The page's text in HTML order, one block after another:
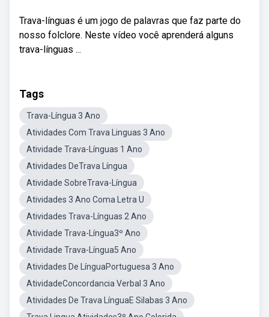
Trava-línguas é um jogo de palavras que faz parte do
nosso folclore. Neste vídeo você aprenderá alguns
trava-línguas ...
Tags
Trava-Língua 3 Ano
Atividades Com Trava Linguas 3 Ano
Atividade Trava-Línguas 1 Ano
Atividades DeTrava Língua
Atividade SobreTrava-Língua
Atividades 3 Ano Coma Letra U
Atividades Trava-Línguas 2 Ano
Atividade Trava-Língua3º Ano
Atividade Trava-Língua5 Ano
Atividades De LínguaPortuguesa 3 Ano
AtividadeConcordancia Verbal 3 Ano
Atividades De Trava LínguaE Silabas 3 Ano